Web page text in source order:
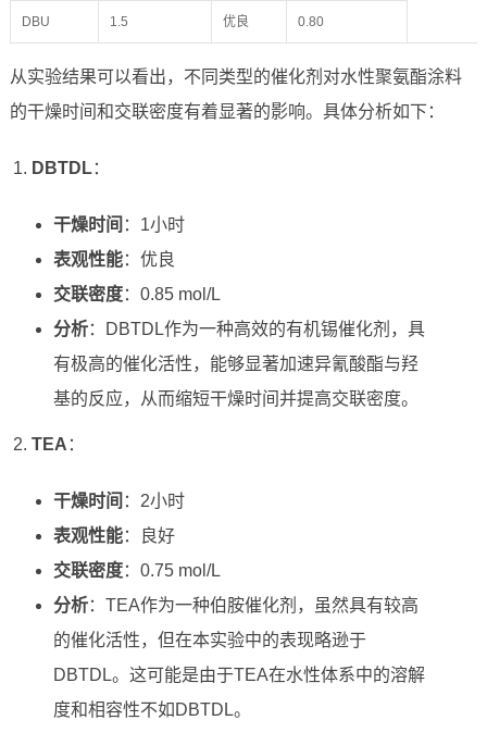
DBU 1.5 优良 0.80
从实验结果可以看出，不同类型的催化剂对水性聚氨酯涂料
的干燥时间和交联密度有着显著的影响。具体分析如下：
DBTDL：
干燥时间 ：1小时
表观性能：优良
交联密度：0.85 mol/L
分析：DBTDL作为一种高效的有机锡催化剂，具
有极高的催化活性，能够显著加速异氰酸酯与羟
基的反应，从而缩短干燥时间并提高交联密度。
TEA ：
干燥时间 ：2小时
表观性能：良好
交联密度：0.75 mol/L
分析：TEA作为一种伯胺催化剂，虽然具有较高
的催化活性，但在本实验中的表现略逊于
DBTDL。这可能是由于TEA在水性体系中的溶解
度和相容性不如DBTDL。